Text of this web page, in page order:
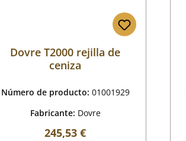
Dovre T2000 rejilla de
ceniza
Número de producto: 01001929
Fabricante: Dovre
Precio normal:
245,53 €